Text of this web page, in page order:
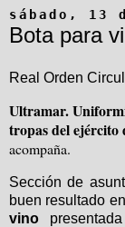
sábado, 13
Bota para
Real Orden
Ultramar.
tropas del ejército
acompaña.
Sección de
buen resultado
vino